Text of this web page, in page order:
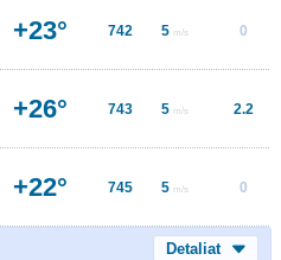
+23° 742 5 m/s 0
+26° 743 5 m/s 2.2
+22° 745 5 m/s 0
Detaliat